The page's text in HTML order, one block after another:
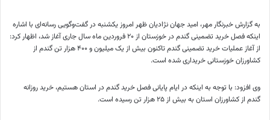
به گزارش خبرنگار مهر، امید جهان نژادیان ظهر امروز یکشنبه در گفت‌وگویی رسانه‌ای با اشاره
اینکه فصل خرید تضمینی گندم در خوزستان از ۲۰ فروردین ماه سال جاری آغاز شد، اظهار کرد:
از آغاز عملیات خرید تضمینی گندم تاکنون بیش از یک میلیون و ۴۰۰ هزار تن گندم از
کشاورزان خوزستانی خریداری شده است.
وی افزود: با توجه به اینکه در ایام پایانی فصل خرید گندم در استان هستیم، خرید روزانه
گندم از کشاورزان استان به بیش از ۲۵ هزار تن رسیده است.